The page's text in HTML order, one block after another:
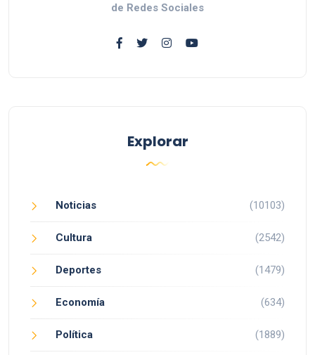
de Redes Sociales
Explorar
Noticias (10103)
Cultura (2542)
Deportes (1479)
Economía (634)
Política (1889)